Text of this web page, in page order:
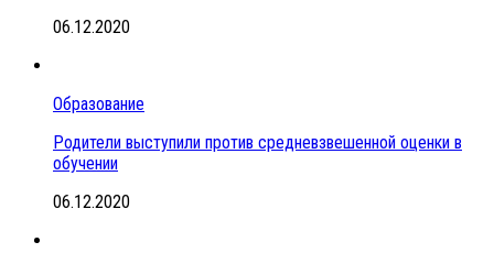
06.12.2020
Образование
Родители выступили против средневзвешенной оценки в
обучении
06.12.2020